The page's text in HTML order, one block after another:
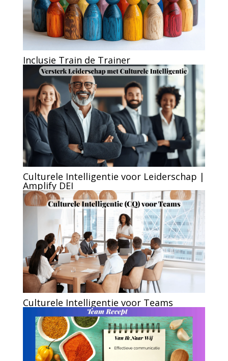
Inclusie Train de Trainer
Culturele Intelligentie voor Leiderschap |
Amplify DEI
Culturele Intelligentie voor Teams